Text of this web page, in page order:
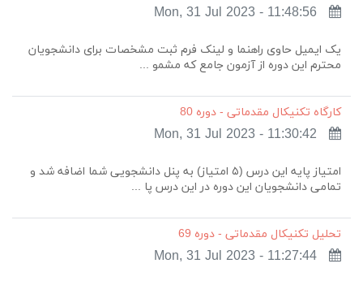
یک ایمیل حاوی راهنما و لینک فرم ثبت مشخصات برای دانشجویان
محترم این دوره از آزمون‌ جامع که مشمو ...
کارگاه تکنیکال مقدماتی - دوره 80
امتیاز پایه این درس (۵ امتیاز) به پنل دانشجویی شما اضافه شد و
تمامی دانشجویان این دوره در این درس پا ...
تحلیل تکنیکال مقدماتی - دوره 69
Mon, 31 Jul 2023 - 11:27:44